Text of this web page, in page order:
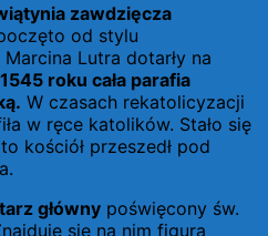
zawdzięcza
od stylu
Lutra dotarły na
roku cała parafia
W czasach rekatolicyzacji
w ręce katolików. Stało się
kościół przeszedł pod
główny poświęcony św.
się na nim figura